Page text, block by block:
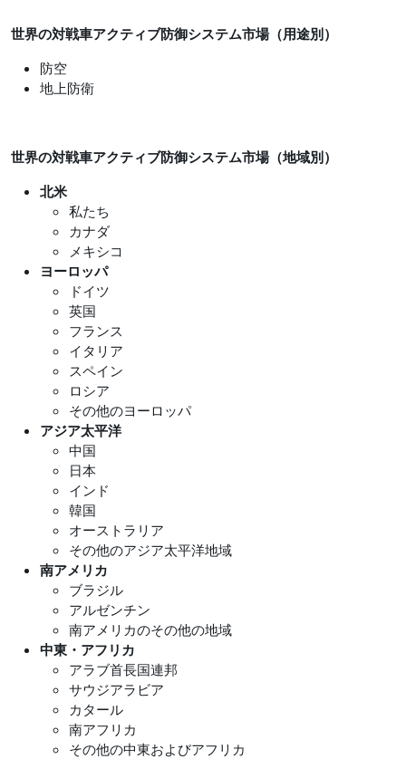
世界の対戦車アクティブ防御システム市場（用途別）
防空
地上防衛
世界の対戦車アクティブ防御システム市場（地域別）
北米
私たち
カナダ
メキシコ
ヨーロッパ
ドイツ
英国
フランス
イタリア
スペイン
ロシア
その他のヨーロッパ
アジア太平洋
中国
日本
インド
韓国
オーストラリア
その他のアジア太平洋地域
南アメリカ
ブラジル
アルゼンチン
南アメリカのその他の地域
中東・アフリカ
アラブ首長国連邦
サウジアラビア
カタール
南アフリカ
その他の中東およびアフリカ